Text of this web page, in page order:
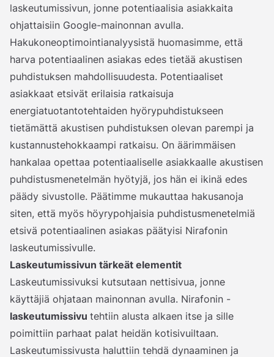
laskeutumissivun, jonne potentiaalisia asiakkaita
ohjattaisiin Google-mainonnan avulla.
Hakukoneoptimointianalyysistä huomasimme, että
harva potentiaalinen asiakas edes tietää akustisen
puhdistuksen mahdollisuudesta. Potentiaaliset
asiakkaat etsivät erilaisia ratkaisuja
energiatuotantotehtaiden hyörypuhdistukseen
tietämättä akustisen puhdistuksen olevan parempi ja
kustannustehokkaampi ratkaisu. On äärimmäisen
hankalaa opettaa potentiaaliselle asiakkaalle akustisen
puhdistusmenetelmän hyötyjä, jos hän ei ikinä edes
päädy sivustolle. Päätimme mukauttaa hakusanoja
siten, että myös höyrypohjaisia puhdistusmenetelmiä
etsivä potentiaalinen asiakas päätyisi Nirafonin
laskeutumissivulle.
Laskeutumissivun tärkeät elementit
Laskeutumissivuksi kutsutaan nettisivua, jonne
käyttäjiä ohjataan mainonnan avulla. Nirafonin -
laskeutumissivu tehtiin alusta alkaen itse ja sille
poimittiin parhaat palat heidän kotisivuiltaan.
Laskeutumissivusta haluttiin tehdä dynaaminen ja